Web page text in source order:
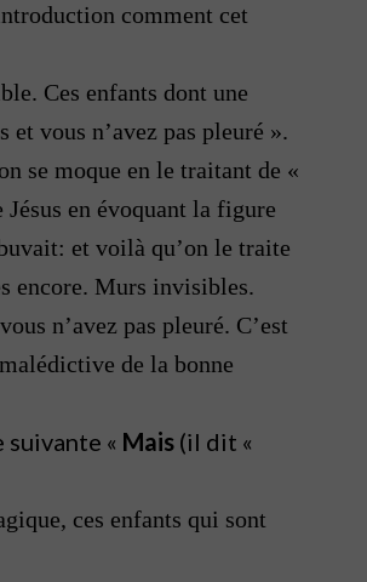
comment cet
Ces enfants dont une
vous n’avez pas pleuré ».
se moque en le traitant de «
en évoquant la figure
et voilà qu’on le traite
encore. Murs invisibles.
n’avez pas pleuré. C’est
de la bonne
« Mais (il dit «
ces enfants qui sont